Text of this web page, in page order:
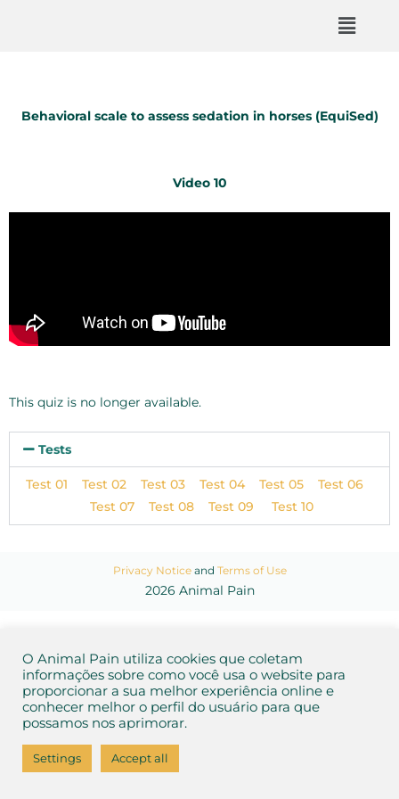
Behavioral scale to assess sedation in horses (EquiSed)
Video 10
This quiz is no longer available.
Tests
Test 01 Test 02 Test 03 Test 04 Test 05
Test 06
Test 07
Test 08 Test 09 Test 10
Privacy Noticeand Terms of Use
2026 Animal Pain
O Animal Pain utiliza cookies que coletam
informações sobre como você usa o website para
proporcionar a sua melhor experiência online e
conhecer melhor o perfil do usuário para que
possamos nos aprimorar.
Settings Accept all